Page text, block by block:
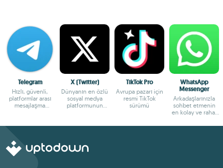
Telegram
Hızlı, güvenli,
platformlar arası
mesajlaşma
X (Twitter)
Dünyanın en özlü
sosyal medya
platformunun
TikTok Pro
Avrupa pazarı için
resmi TikTok
sürümü
WhatsApp
Messenger
Arkadaşlarınızla
sohbet etmenin
en kolay ve rahat